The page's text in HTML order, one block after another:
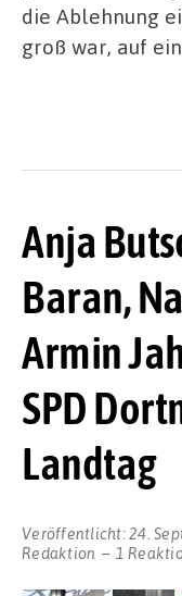
die Ablehnung
groß war, auf
Anja
Baran,
Armin
SPD
Landtag
Veröffentlicht:24.
Redaktion
1